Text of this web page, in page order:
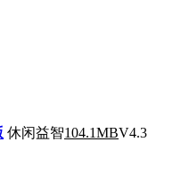
休闲益智104.1MBV4.3